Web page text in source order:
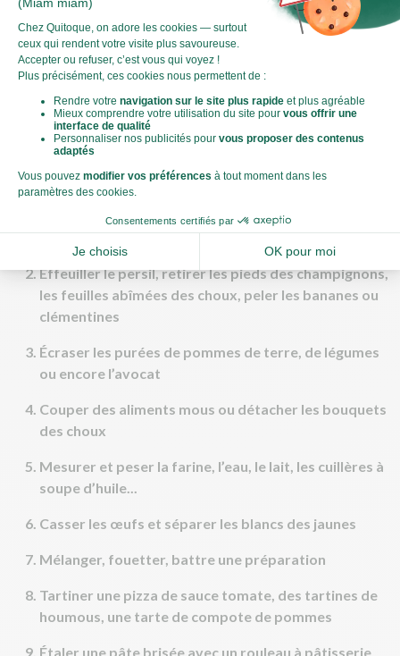
Dès le plus jeune âge bien sûr ! Éveillez la curiosité des
plus petits en leur faisant sentir une herbe, toucher une
épluchure, croquer un légume...
Se mettre en cuisine, c’est aussi l’occasion d’être un
modèle pour les enfants, en leur montrant des gestes
simples et quelques techniques : ils gagneront ainsi en
autonomie et vous rendront fiers. Voici le top 10 des
tâches à confier aux petits cuisiniers :
Laver les fruits et légumes dans un saladier d'eau
pour ne pas gaspiller
Effeuiller le persil, retirer les pieds des champignons,
les feuilles abîmées des choux, peler les bananes ou
clémentines
Écraser les purées de pommes de terre, de légumes
ou encore l’avocat
Couper des aliments mous ou détacher les bouquets
des choux
Mesurer et peser la farine, l’eau, le lait, les cuillères à
soupe d’huile...
Casser les œufs et séparer les blancs des jaunes
Mélanger, fouetter, battre une préparation
Tartiner une pizza de sauce tomate, des tartines de
houmous, une tarte de compote de pommes
Étaler une pâte brisée avec un rouleau à pâtisserie